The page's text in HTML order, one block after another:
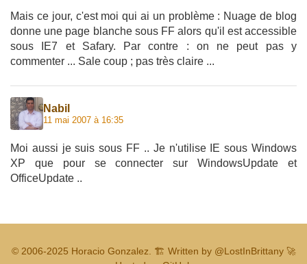
Mais ce jour, c'est moi qui ai un problème : Nuage de blog
donne une page blanche sous FF alors qu'il est accessible
sous IE7 et Safary. Par contre : on ne peut pas y
commenter ... Sale coup ; pas très claire ...
Nabil
11 mai 2007 à 16:35
Moi aussi je suis sous FF .. Je n'utilise IE sous Windows
XP que pour se connecter sur WindowsUpdate et
OfficeUpdate ..
© 2006-2025 Horacio Gonzalez. 🏗️ Written by @LostInBrittany🚀